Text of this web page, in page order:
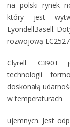
na polski rynek
który jest
LyondellBasell.
rozwojową EC2527.
Clyrell EC390T
technologii
doskonałą
w temperaturach
ujemnych. Jest